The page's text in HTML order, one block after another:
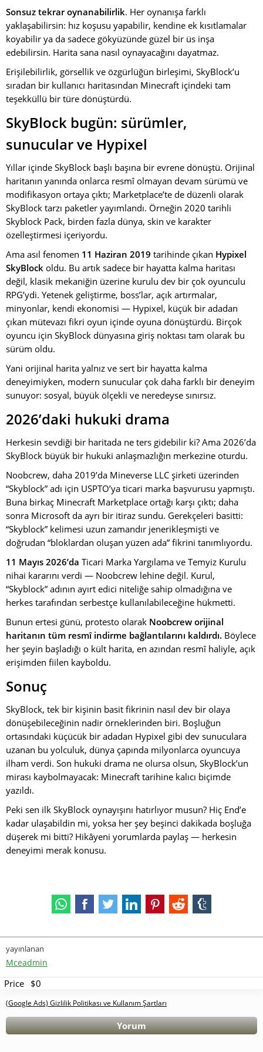
Sonsuz tekrar oynanabilirlik. Her oynanışa farklı
yaklaşabilirsin: hız koşusu yapabilir, kendine ek kısıtlamalar
koyabilir ya da sadece gökyüzünde güzel bir üs inşa
edebilirsin. Harita sana nasıl oynayacağını dayatmaz.
Erişilebilirlik, görsellik ve özgürlüğün birleşimi, SkyBlock’u
sıradan bir kullanıcı haritasından Minecraft içindeki tam
teşekküllü bir türe dönüştürdü.
SkyBlock bugün: sürümler,
sunucular ve Hypixel
Yıllar içinde SkyBlock başlı başına bir evrene dönüştü. Orijinal
haritanın yanında onlarca resmî olmayan devam sürümü ve
modifikasyon ortaya çıktı; Marketplace’te de düzenli olarak
SkyBlock tarzı paketler yayımlandı. Örneğin 2020 tarihli
Skyblock Pack, birden fazla dünya, skin ve karakter
özelleştirmesi içeriyordu.
Ama asıl fenomen 11 Haziran 2019 tarihinde çıkan Hypixel
SkyBlock oldu. Bu artık sadece bir hayatta kalma haritası
değil, klasik mekaniğin üzerine kurulu dev bir çok oyunculu
RPG’ydi. Yetenek geliştirme, boss’lar, açık artırmalar,
minyonlar, kendi ekonomisi — Hypixel, küçük bir adadan
çıkan mütevazı fikri oyun içinde oyuna dönüştürdü. Birçok
oyuncu için SkyBlock dünyasına giriş noktası tam olarak bu
sürüm oldu.
Yani orijinal harita yalnız ve sert bir hayatta kalma
deneyimiyken, modern sunucular çok daha farklı bir deneyim
sunuyor: sosyal, büyük ölçekli ve neredeyse sınırsız.
2026’daki hukuki drama
Herkesin sevdiği bir haritada ne ters gidebilir ki? Ama 2026’da
SkyBlock büyük bir hukuki anlaşmazlığın merkezine oturdu.
Noobcrew, daha 2019’da Mineverse LLC şirketi üzerinden
“Skyblock” adı için USPTO’ya ticari marka başvurusu yapmıştı.
Buna birkaç Minecraft Marketplace ortağı karşı çıktı; daha
sonra Microsoft da ayrı bir itiraz sundu. Gerekçeleri basitti:
“Skyblock” kelimesi uzun zamandır jenerikleşmişti ve
doğrudan “bloklardan oluşan yüzen ada” fikrini tanımlıyordu.
11 Mayıs 2026’da Ticari Marka Yargılama ve Temyiz Kurulu
nihai kararını verdi — Noobcrew lehine değil. Kurul,
“Skyblock” adının ayırt edici niteliğe sahip olmadığına ve
herkes tarafından serbestçe kullanılabileceğine hükmetti.
Bunun ertesi günü, protesto olarak Noobcrew orijinal
haritanın tüm resmî indirme bağlantılarını kaldırdı. Böylece
her şeyin başladığı o kült harita, en azından resmî haliyle, açık
erişimden fiilen kayboldu.
Sonuç
SkyBlock, tek bir kişinin basit fikrinin nasıl dev bir olaya
dönüşebileceğinin nadir örneklerinden biri. Boşluğun
ortasındaki küçücük bir adadan Hypixel gibi dev sunuculara
uzanan bu yolculuk, dünya çapında milyonlarca oyuncuya
ilham verdi. Son hukuki drama ne olursa olsun, SkyBlock’un
mirası kaybolmayacak: Minecraft tarihine kalıcı biçimde
yazıldı.
Peki sen ilk SkyBlock oynayışını hatırlıyor musun? Hiç End’e
kadar ulaşabildin mi, yoksa her şey beşinci dakikada boşluğa
düşerek mi bitti? Hikâyeni yorumlarda paylaş — herkesin
deneyimi merak konusu.
yayınlanan
Mceadmin
Price $0
(Google Ads) Gizlilik Politikası ve Kullanım Şartları
Yorum